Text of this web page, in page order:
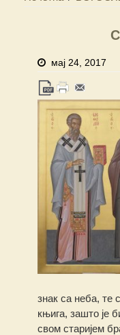
мај 24, 2017
знак са неба, те
књига, зашто је
свом старијем